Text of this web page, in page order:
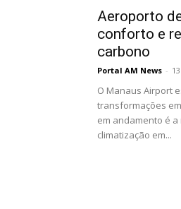
Aeroporto
conforto e
carbono
Portal AM News -
O Manaus Airport
transformações
em andamento é
climatização em...